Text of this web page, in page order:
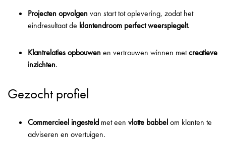
Projecten opvolgenvan start tot oplevering, zodat het
eindresultaat de klantendroom perfect weerspiegelt.
Klantrelaties opbouwenen vertrouwen winnen metcreatieve
inzichten.
Gezocht profiel
Commercieel ingesteld met een vlotte babbelom klanten te
adviseren en overtuigen.